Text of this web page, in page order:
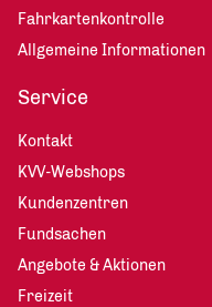
Fahrkartenkontrolle
Allgemeine Informationen
Service
Kontakt
KVV-Webshops
Kundenzentren
Fundsachen
Angebote & Aktionen
Freizeit